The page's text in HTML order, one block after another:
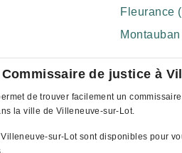
Fleurance
de justice à
de trouver facilement un
la ville de Villeneuve-sur-Lot.
sur-Lot sont disponibles pour